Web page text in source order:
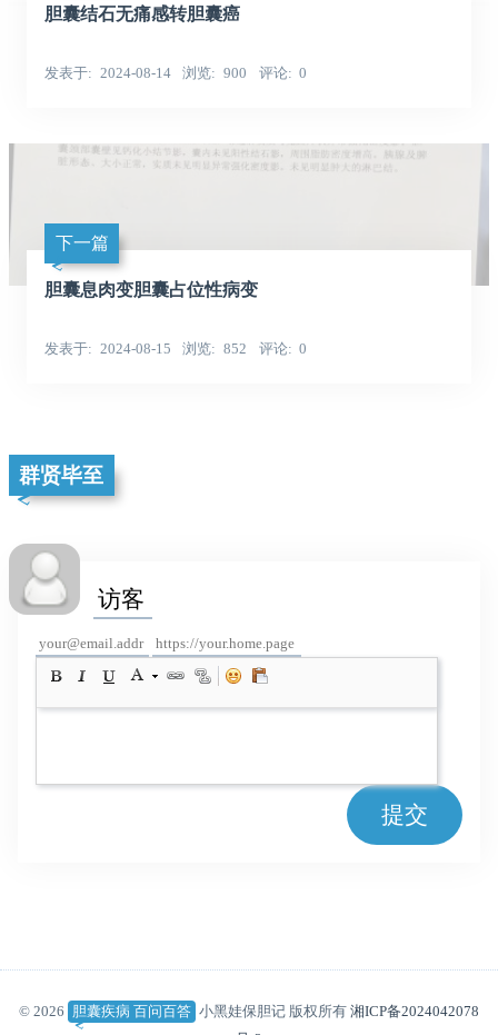
胆囊结石无痛感转胆囊癌
发表于 2024-08-14 浏览 900 评论 0
下一篇
胆囊息肉变胆囊占位性病变
发表于 2024-08-15 浏览 852 评论 0
群贤毕至
提交
© 2026 胆囊疾病 百问百答 小黑娃保胆记 版权所有 湘ICP备2024042078